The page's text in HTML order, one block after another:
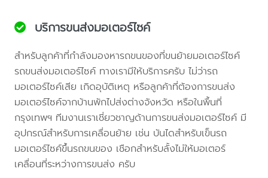
บริการขนส่งมอเตอร์ไซค์
สำหรับลูกค้าที่กำลังมองหารถขนของที่ขนย้ายมอเตอร์ไซค์
รถขนส่งมอเตอร์ไซค์ ทางเรามีให้บริการครับ ไม่ว่ารถ
มอเตอร์ไซค์เสีย เกิดอุบัติเหตุ หรือลูกค้าที่ต้องการขนส่ง
มอเตอร์ไซค์จากบ้านพักไปส่งต่างจังหวัด หรือในพื้นที่
กรุงเทพฯ ทีมงานเราเชี่ยวชาญด้านการขนส่งมอเตอร์ไซค์ มี
อุปกรณ์สำหรับการเคลื่อนย้าย เช่น บันไดสำหรับเข็นรถ
มอเตอร์ไซค์ขึ้นรถขนของ เชือกสำหรับลั้งไม่ให้มอเตอร์
เคลื่อนที่ระหว่างการขนส่ง ครับ